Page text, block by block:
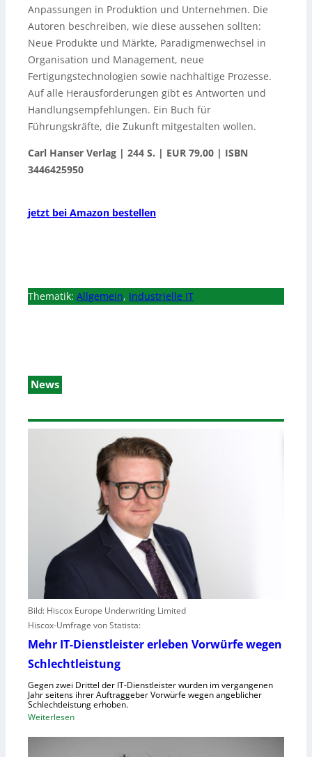
Anpassungen in Produktion und Unternehmen. Die
Autoren beschreiben, wie diese aussehen sollten:
Neue Produkte und Märkte, Paradigmenwechsel in
Organisation und Management, neue
Fertigungstechnologien sowie nachhaltige Prozesse.
Auf alle Herausforderungen gibt es Antworten und
Handlungsempfehlungen. Ein Buch für
Führungskräfte, die Zukunft mitgestalten wollen.
Carl Hanser Verlag | 244 S. | EUR 79,00 | ISBN
3446425950
jetzt bei Amazon bestellen
Thematik: Allgemein, Industrielle IT
News
Bild: Hiscox Europe Underwriting Limited
Hiscox-Umfrage von Statista:
Mehr IT-Dienstleister erleben Vorwürfe wegen
Schlechtleistung
Gegen zwei Drittel der IT-Dienstleister wurden im vergangenen
Jahr seitens ihrer Auftraggeber Vorwürfe wegen angeblicher
Schlechtleistung erhoben.
Weiterlesen: